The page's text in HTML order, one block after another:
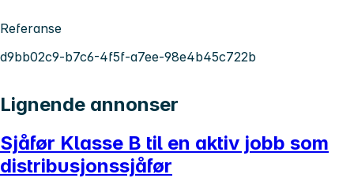
Referanse
d9bb02c9-b7c6-4f5f-a7ee-98e4b45c722b
Lignende annonser
Sjåfør Klasse B til en aktiv jobb som
distribusjonssjåfør